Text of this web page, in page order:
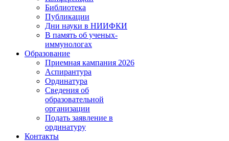
Библиотека
Публикации
Дни науки в НИИФКИ
В память об ученых-
иммунологах
Образование
Приемная кампания 2026
Аспирантура
Ординатура
Сведения об
образовательной
организации
Подать заявление в
ординатуру
Контакты